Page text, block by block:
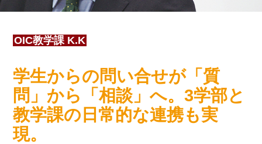
OIC教学課 K.K
学生からの問い合せが「質
問」から「相談」へ。3学部と
教学課の日常的な連携も実
現。